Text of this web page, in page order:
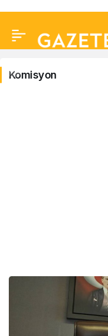
Komisyon
Komisyon